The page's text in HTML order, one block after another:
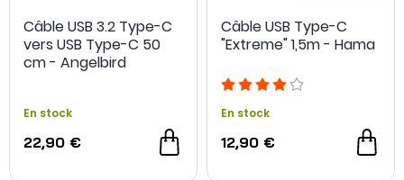
Câble USB 3.2 Type-C
vers USB Type-C 50
cm - Angelbird
En stock
22,90 €
Câble USB Type-C
"Extreme" 1,5m - Hama
En stock
12,90 €